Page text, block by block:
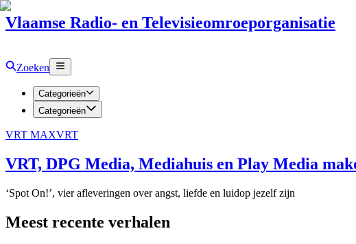
Vlaamse Radio- en Televisieomroeporganisatie
Zoeken
Categorieën
Categorieën
VRT MAXVRT
VRT, DPG Media, Mediahuis en Play Media
‘Spot On!’, vier afleveringen over angst, liefde en luidop jezelf zijn
Meest recente verhalen